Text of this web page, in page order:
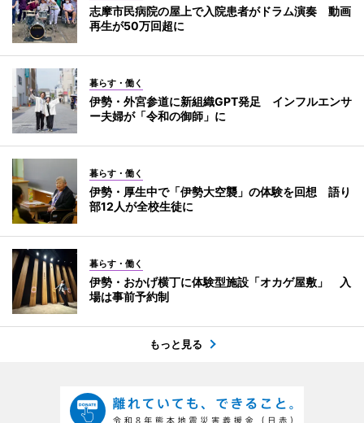
志摩市民病院の屋上で入院患者がドラム演奏 動画
再生が50万回超に
暮らす・働く
伊勢・外宮参道に新組織GPT発足 インフルエンサ
ー夫婦が「令和の御師」に
暮らす・働く
伊勢・厚生中で「伊勢大空襲」の体験を回想 語り
部12人が全校生徒に
暮らす・働く
伊勢・おかげ横丁に体験型施設「オカゲ屋敷」 入
場は事前予約制
もっと見る